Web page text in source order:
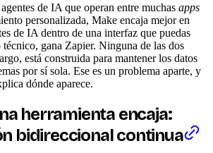
de IA que operan entre muchas apps
personalizada, Make encaja mejor en
de IA dentro de una interfaz que puedas
gana Zapier. Ninguna de las dos
está construida para mantener los datos
por sí sola. Ese es un problema aparte, y
dónde aparece.
herramienta encaja:
bidireccional continua